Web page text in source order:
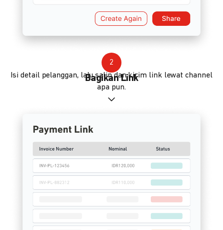
2
Bagikan Link
Isi detail pelanggan, lalu salin dan kirim link lewat channel
apa pun.